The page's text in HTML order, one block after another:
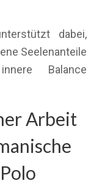
dabei,
Seelenanteile
Balance
Arbeit